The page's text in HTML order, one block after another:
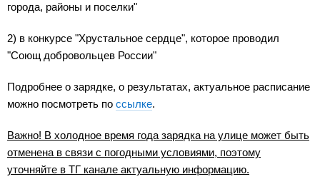
города, районы и поселки"
2) в конкурсе "Хрустальное сердце", которое проводил
"Соющ добровольцев России"
Подробнее о зарядке, о результатах, актуальное расписание
можно посмотреть по ссылке.
Важно! В холодное время года зарядка на улице может быть
отменена в связи с погодными условиями, поэтому
уточняйте в ТГ канале актуальную информацию.